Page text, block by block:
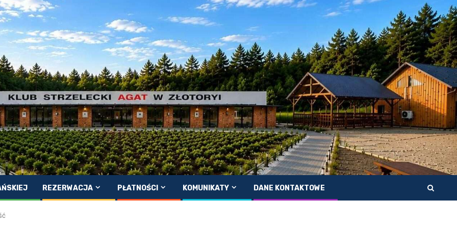
REZERWACJA PŁATNOŚCI KOMUNIKATY DANE KONTAKTOWE